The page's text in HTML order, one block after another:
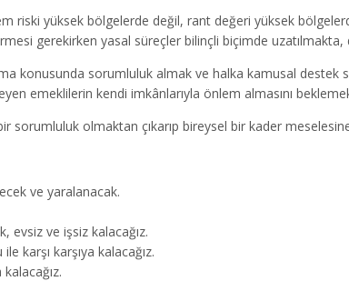
riski yüksek bölgelerde değil, rant değeri yüksek
gerekirken yasal süreçler bilinçli biçimde
konusunda sorumluluk almak ve halka kamusal destek
emeklilerin kendi imkânlarıyla önlem almasını
sorumluluk olmaktan çıkarıp bireysel bir kader
ve yaralanacak.
evsiz ve işsiz kalacağız.
karşı karşıya kalacağız.